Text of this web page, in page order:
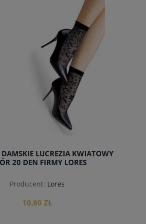
DAMSKIE LUCREZIA KWIATOWY
20 DEN FIRMY LORES
Producent: Lores
10,80 ZŁ